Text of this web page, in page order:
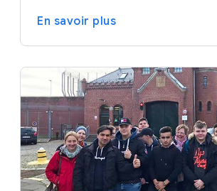
En savoir plus